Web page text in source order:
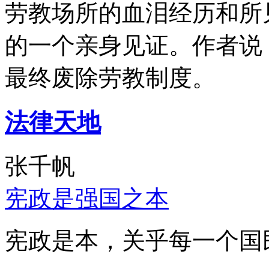
劳教场所的血泪经历和
的一个亲身见证。作者
最终废除劳教制度。
法律天地
张千帆
宪政是强国之本
宪政是本，关乎每一个